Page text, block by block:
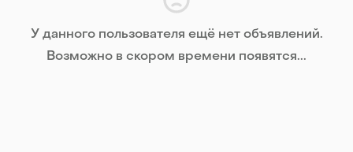
У данного пользователя ещё нет объявлений.
Возможно в скором времени появятся...